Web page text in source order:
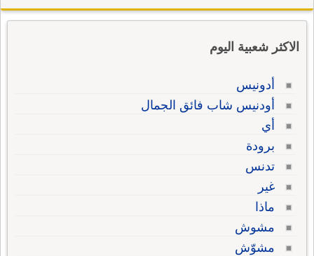
الاكثر شعبية اليوم
أدونيس
أودنيس شاب فائق الجمال
أي
برودة
تدنس
غير
ماذا
مشوش
مشوّش